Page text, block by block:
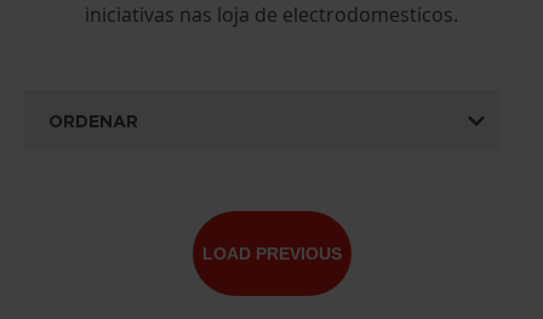
iniciativas nas loja de electrodomesticos.
ORDENAR
LOAD PREVIOUS